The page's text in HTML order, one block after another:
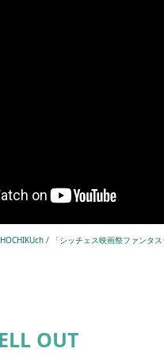
/ 「シッチェス映画祭ファンタ
OUT